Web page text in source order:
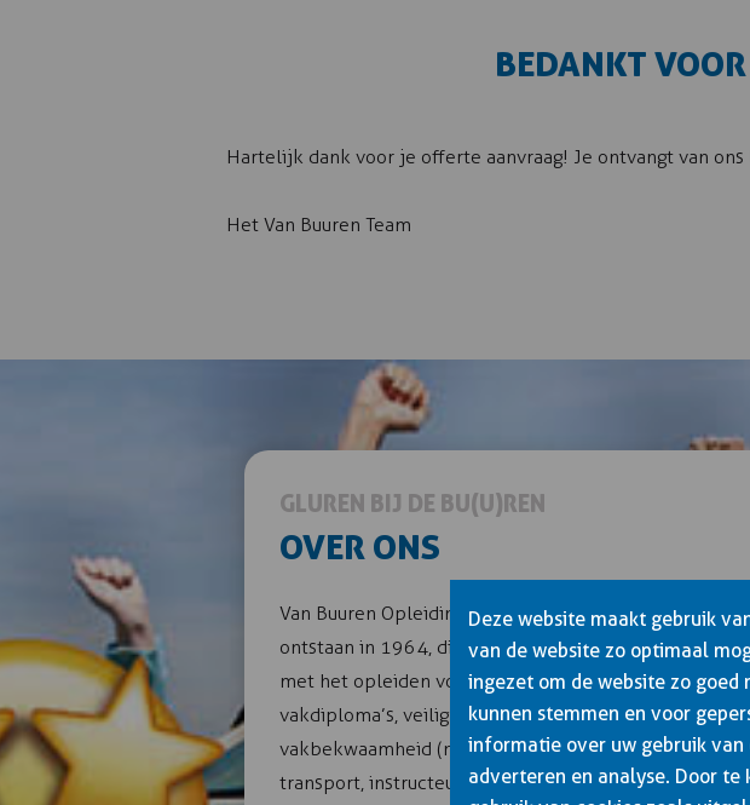
BEDANKT
Hartelijk dank voor je offerte aanvraag! Je ontvangt van
Het Van Buuren Team
GLUREN BIJ DE BU(U)REN
OVER ONS
Van Buuren Opleidingen is een opleidingscentrum,
ontstaan in 1964, die zich professioneel bezighoudt
met het opleiden voor alle categorieën rijbewijzen,
vakdiploma’s, veiligheidscertificaten, nascholing
vakbekwaamheid (nascholing chauffeurs), intern
transport, instructeurs-opleidingen,
Deze website maakt gebruik
van de website zo optimaal
ingezet om de website zo
kunnen stemmen en voor
informatie over uw gebruik van
adverteren en analyse. Door